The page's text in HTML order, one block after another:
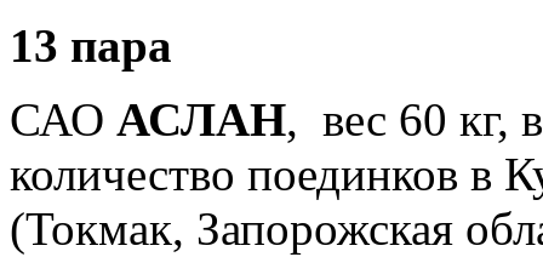
13 пара
САО АСЛАН, вес 60 кг,
количество поединков в
(Токмак, Запорожская